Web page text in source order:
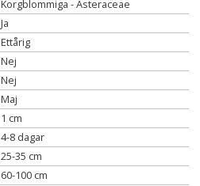
Korgblommiga - Asteraceae
Ja
Ettårig
Nej
Nej
Maj
1 cm
4-8 dagar
25-35 cm
60-100 cm